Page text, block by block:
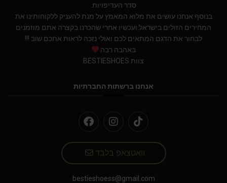
סדר העדיפויות.
בנוסף אנחנו עושים את מלוא המאמץ על מנת להעניק ללקוחותינו את
המחירים הזולים בישראל.ועכשיו אחרי שהכרנו בקצרה אתם מוזמנים
לבחור את הדגם המתאים לכם ואולי נזכה לראות אתכם שוב !!!
באהבה רבה
צוות BESTIESHOES
אנחנו ברשתות החברתיות
וואטצאפ בלבד
bestieshoess@gmail.com